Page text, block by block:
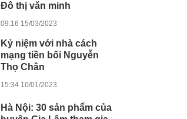
Đô thị văn minh
09:16 15/03/2023
Kỷ niệm với nhà cách
mạng tiền bối Nguyễn
Thọ Chân
15:34 10/01/2023
Hà Nội: 30 sản phẩm của